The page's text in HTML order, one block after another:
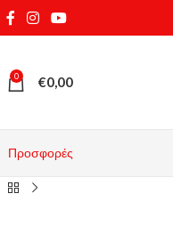
0 €0,00
Προσφορές